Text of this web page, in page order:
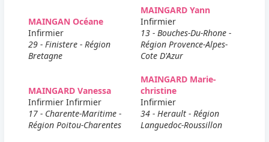
MAINGAN Océane
Infirmier
29 - Finistere - Région
Bretagne
MAINGARD Yann
Infirmier
13 - Bouches-Du-Rhone -
Région Provence-Alpes-
Cote D'Azur
MAINGARD Vanessa
Infirmier Infirmier
17 - Charente-Maritime -
Région Poitou-Charentes
MAINGARD Marie-
christine
Infirmier
34 - Herault - Région
Languedoc-Roussillon